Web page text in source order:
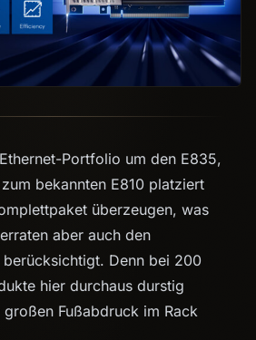
Portfolio um den E835,
bekannten E810 platziert
überzeugen, was
aber auch den
berücksichtigt. Denn bei 200
hier durchaus durstig
Fußabdruck im Rack